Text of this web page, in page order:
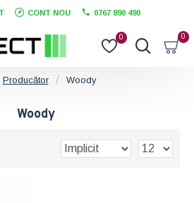
CONT NOU 0767 890 490
0 0
Producător Woody
Woody